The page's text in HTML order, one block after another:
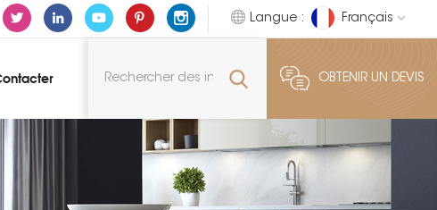
Langue : Français
OBTENIR UN DEVIS